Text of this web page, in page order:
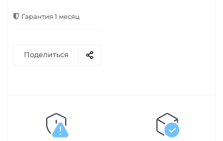
Гарантия 1 месяц
Поделиться